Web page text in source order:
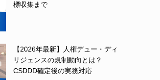
標収集まで
【2026年最新】人権デュー・ディ
リジェンスの規制動向とは？
CSDDD確定後の実務対応